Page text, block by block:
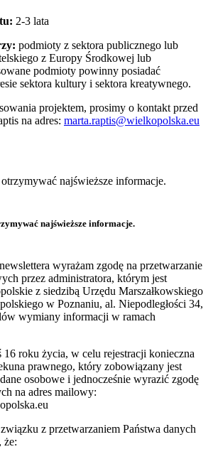
2-3 lata
podmioty z sektora publicznego lub
z Europy Środkowej lub
podmioty powinny posiadać
sektora kultury i sektora kreatywnego.
projektem, prosimy o kontakt przed
na adres: marta.raptis@wielkopolska.eu
najświeższe informacje.
najświeższe informacje.
wyrażam zgodę na przetwarzanie
przez administratora, którym jest
z siedzibą Urzędu Marszałkowskiego
w Poznaniu, al. Niepodległości 34,
wymiany informacji w ramach
16 roku życia, w celu rejestracji konieczna
prawnego, który zobowiązany jest
osobowe i jednocześnie wyrazić zgodę
na adres mailowy:
z przetwarzaniem Państwa danych
że: